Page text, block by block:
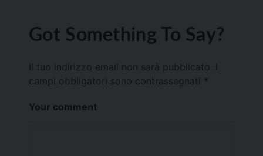
Got Something To Say?
Il tuo indirizzo email non sarà pubblicato.
campi obbligatori sono contrassegnati *
Your comment